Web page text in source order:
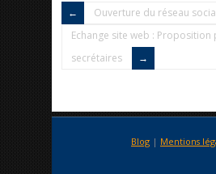
Ouverture du réseau
Echange site web : Proposition
secrétaires
Blog | Mentions